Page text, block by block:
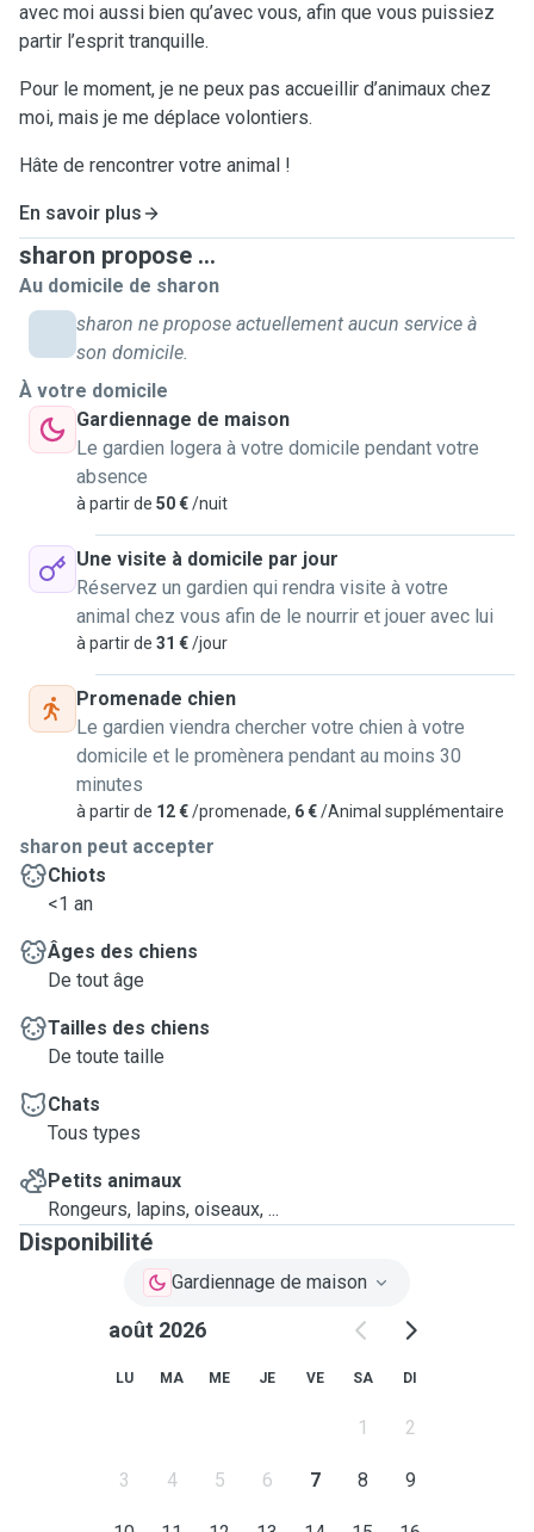
avec moi aussi bien qu’avec vous, afin que vous puissiez
partir l’esprit tranquille.
Pour le moment, je ne peux pas accueillir d’animaux chez
moi, mais je me déplace volontiers.
Hâte de rencontrer votre animal !
En savoir plus
sharon propose ...
Au domicile de sharon
sharon ne propose actuellement aucun service à
son domicile.
À votre domicile
Gardiennage de maison
Le gardien logera à votre domicile pendant votre
absence
à partir de 50 €/nuit
Une visite à domicile par jour
Réservez un gardien qui rendra visite à votre
animal chez vous afin de le nourrir et jouer avec lui
à partir de 31 €/jour
Promenade chien
Le gardien viendra chercher votre chien à votre
domicile et le promènera pendant au moins 30
minutes
à partir de 12 €/promenade, 6 €/Animal supplémentaire
sharon peut accepter
Chiots
<1 an
Âges des chiens
De tout âge
Tailles des chiens
De toute taille
Chats
Tous types
Petits animaux
Rongeurs, lapins, oiseaux, ...
Disponibilité
Gardiennage de maison
août 2026
LU MA ME JE VE SA DI
1 2
3 4 5 6 7 8 9